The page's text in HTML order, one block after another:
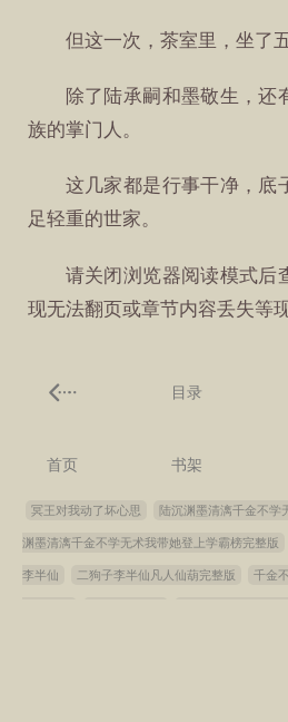
但这一次，茶室里，坐了
除了陆承嗣和墨敬生，还
族的掌门人。
这几家都是行事干净，底
足轻重的世家。
请关闭浏览器阅读模式后
现无法翻页或章节内容丢失等现
目录
首页 书架
冥王对我动了坏心思 陆沉渊墨清漓千金不学
渊墨清漓千金不学无术我带她登上学霸榜完整版
李半仙 二狗子李半仙凡人仙葫完整版 千金